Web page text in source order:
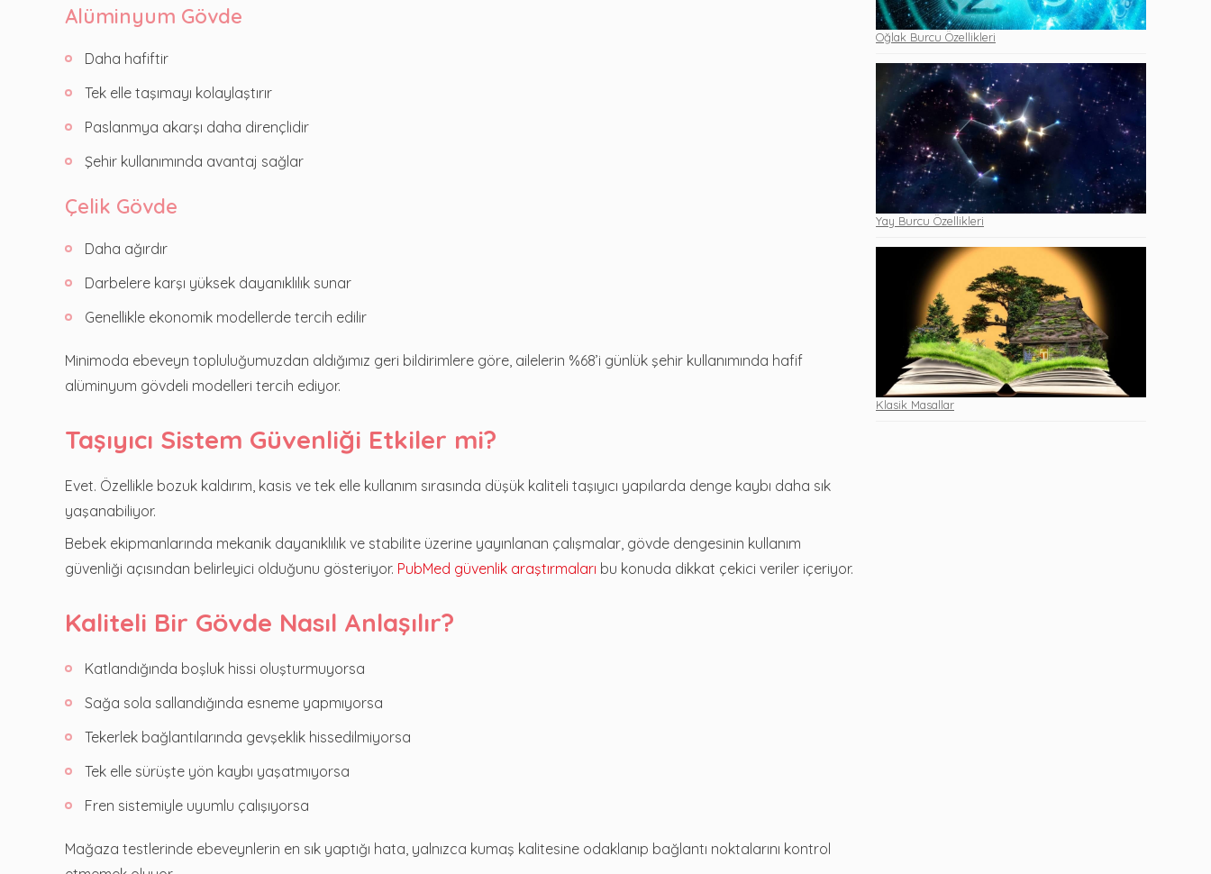
Alüminyum Gövde
Daha hafiftir
Tek elle taşımayı kolaylaştırır
Paslanmya akarşı daha dirençlidir
Şehir kullanımında avantaj sağlar
Çelik Gövde
Daha ağırdır
Darbelere karşı yüksek dayanıklılık sunar
Genellikle ekonomik modellerde tercih edilir
Minimoda ebeveyn topluluğumuzdan aldığımız geri bildirimlere göre, ailelerin %68’i günlük şehir kullanımında hafif
alüminyum gövdeli modelleri tercih ediyor.
Taşıyıcı Sistem Güvenliği Etkiler mi?
Evet. Özellikle bozuk kaldırım, kasis ve tek elle kullanım sırasında düşük kaliteli taşıyıcı yapılarda denge kaybı daha sık
yaşanabiliyor.
Bebek ekipmanlarında mekanik dayanıklılık ve stabilite üzerine yayınlanan çalışmalar, gövde dengesinin kullanım
güvenliği açısından belirleyici olduğunu gösteriyor. PubMed güvenlik araştırmaları bu konuda dikkat çekici veriler içeriyor.
Kaliteli Bir Gövde Nasıl Anlaşılır?
Katlandığında boşluk hissi oluşturmuyorsa
Sağa sola sallandığında esneme yapmıyorsa
Tekerlek bağlantılarında gevşeklik hissedilmiyorsa
Tek elle sürüşte yön kaybı yaşatmıyorsa
Fren sistemiyle uyumlu çalışıyorsa
Mağaza testlerinde ebeveynlerin en sık yaptığı hata, yalnızca kumaş kalitesine odaklanıp bağlantı noktalarını kontrol
Oğlak Burcu Özellikleri
Yay Burcu Özellikleri
Klasik Masallar